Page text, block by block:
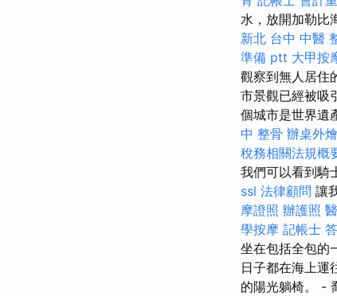
水，放開加勒比
新北 台中 中醫
準備 ptt 大甲按
觀察到無人居住
市景觀已經被吸
個城市是世界遺
中 整骨 辦桌外
稅務相關法規概
我們可以看到騎
ssl 法律顧問 讓
摩證照 辦護照
學按摩 記帳士
坐在包括全包的
日子都在海上運
的陽光躺椅。 -